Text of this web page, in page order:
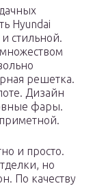
Hyundai
стильной.
решетка.
Дизайн
фары.
и просто.
но
По качеству